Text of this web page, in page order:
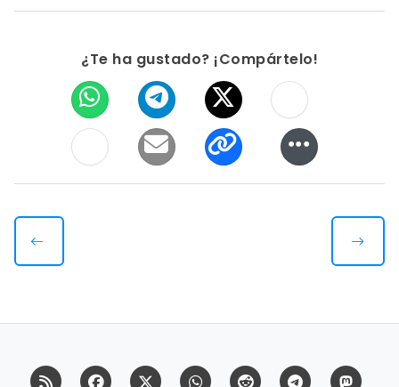
¿Te ha gustado? ¡Compártelo!
RSS FacebookX (Twitter)Whatsapp Reddit Telegram